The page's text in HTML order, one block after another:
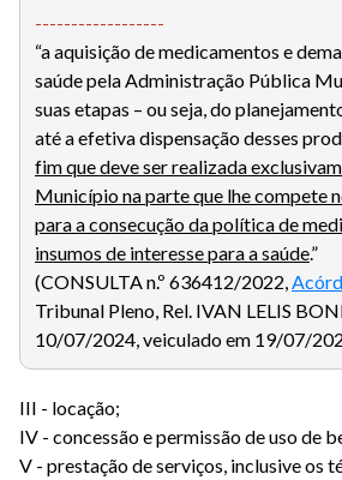
------------------
“a aquisição de medicamentos e
saúde pela Administração Pública
suas etapas – ou seja, do
até a efetiva dispensação desses
fim que deve ser realizada
Município na parte que lhe compete
para a consecução da política de
insumos de interesse para a saúde.”
(CONSULTA n.º 636412/2022,
Tribunal Pleno, Rel. IVAN LELIS
10/07/2024, veiculado em 19/07/
III - locação;
IV - concessão e permissão de uso de
V - prestação de serviços, inclusive os